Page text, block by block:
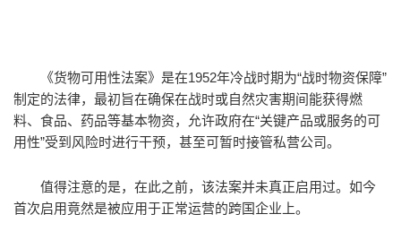
《货物可用性法案》是在1952年冷战时期为“战时物资保障”
制定的法律，最初旨在确保在战时或自然灾害期间能获得燃
料、食品、药品等基本物资，允许政府在“关键产品或服务的可
用性”受到风险时进行干预，甚至可暂时接管私营公司。
值得注意的是，在此之前，该法案并未真正启用过。如今
首次启用竟然是被应用于正常运营的跨国企业上。